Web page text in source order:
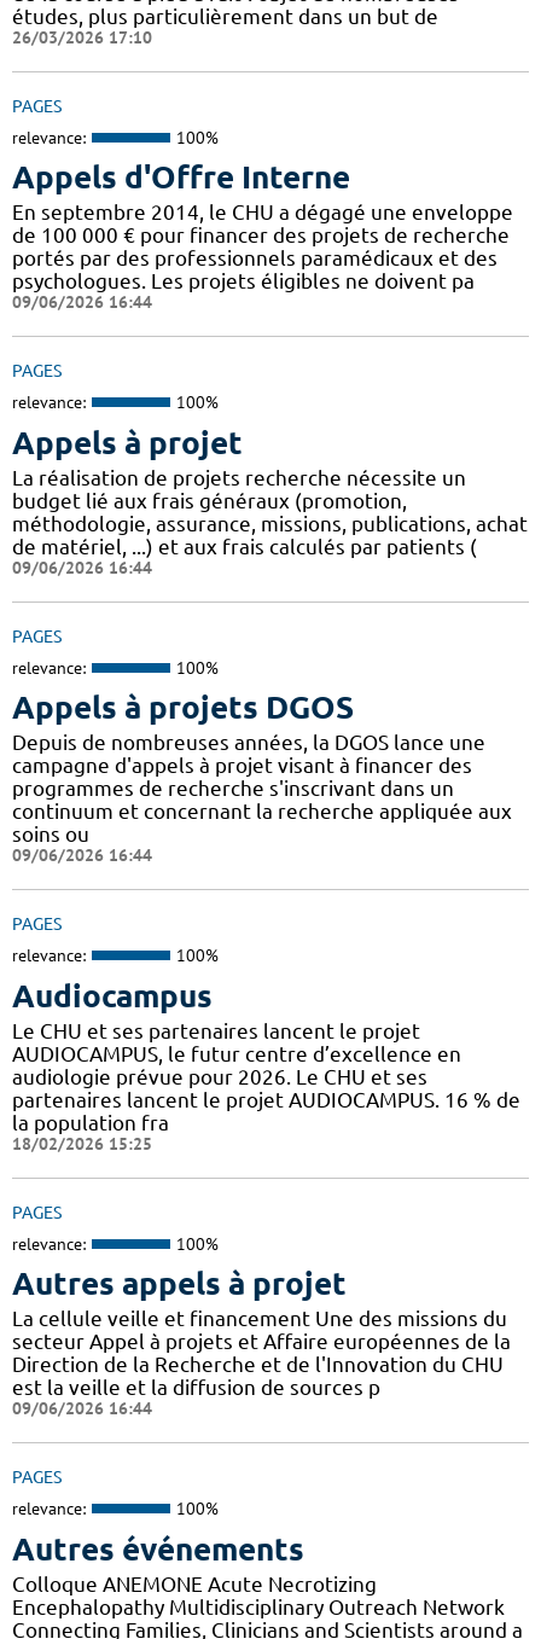
études, plus particulièrement dans un but de
26/03/2026 17:10
PAGES
relevance: 100%
Appels d'Offre Interne
En septembre 2014, le CHU a dégagé une enveloppe
de 100 000 € pour financer des projets de recherche
portés par des professionnels paramédicaux et des
psychologues. Les projets éligibles ne doivent pa
09/06/2026 16:44
PAGES
relevance: 100%
Appels à projet
La réalisation de projets recherche nécessite un
budget lié aux frais généraux (promotion,
méthodologie, assurance, missions, publications, achat
de matériel, ...) et aux frais calculés par patients (
09/06/2026 16:44
PAGES
relevance: 100%
Appels à projets DGOS
Depuis de nombreuses années, la DGOS lance une
campagne d'appels à projet visant à financer des
programmes de recherche s'inscrivant dans un
continuum et concernant la recherche appliquée aux
soins ou
09/06/2026 16:44
PAGES
relevance: 100%
Audiocampus
Le CHU et ses partenaires lancent le projet
AUDIOCAMPUS, le futur centre d’excellence en
audiologie prévue pour 2026. Le CHU et ses
partenaires lancent le projet AUDIOCAMPUS. 16 % de
la population fra
18/02/2026 15:25
PAGES
relevance: 100%
Autres appels à projet
La cellule veille et financement Une des missions du
secteur Appel à projets et Affaire européennes de la
Direction de la Recherche et de l'Innovation du CHU
est la veille et la diffusion de sources p
09/06/2026 16:44
PAGES
relevance: 100%
Autres événements
Colloque ANEMONE Acute Necrotizing
Encephalopathy Multidisciplinary Outreach Network
Connecting Families, Clinicians and Scientists around a